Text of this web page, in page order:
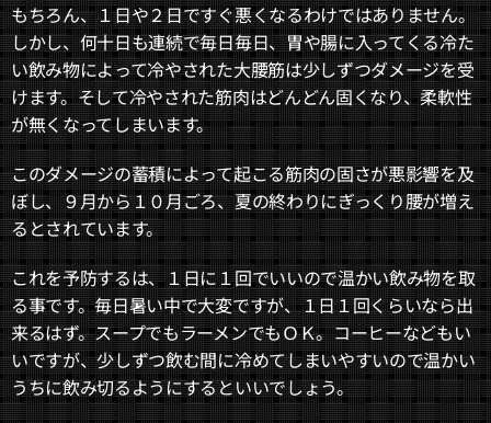
もちろん、１日や２日ですぐ悪くなるわけではありません。
しかし、何十日も連続で毎日毎日、胃や腸に入ってくる冷た
い飲み物によって冷やされた大腰筋は少しずつダメージを受
けます。そして冷やされた筋肉はどんどん固くなり、柔軟性
が無くなってしまいます。
このダメージの蓄積によって起こる筋肉の固さが悪影響を及
ぼし、９月から１０月ごろ、夏の終わりにぎっくり腰が増え
るとされています。
これを予防するは、１日に１回でいいので温かい飲み物を取
る事です。毎日暑い中で大変ですが、１日１回くらいなら出
来るはず。スープでもラーメンでもＯＫ。コーヒーなどもい
いですが、少しずつ飲む間に冷めてしまいやすいので温かい
うちに飲み切るようにするといいでしょう。